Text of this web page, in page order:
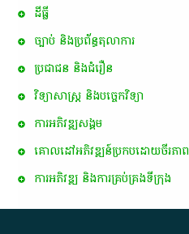
ដីធ្លី
ច្បាប់ និងប្រព័ន្ធតុលាការ
ប្រជាជន និងជំរឿន
វិទ្យាសាស្ត្រ និងបច្ចេកវិទ្យា
ការ​អភិវឌ្ឍ​សង្គម
គោលដៅ​អភិវឌ្ឍន៍​ប្រកបដោយ​ចីរភាព
ការអភិវឌ្ឍ និងការគ្រប់គ្រងទីក្រុង